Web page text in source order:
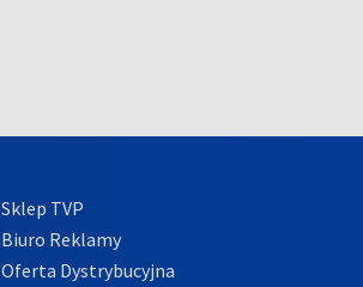
Sklep TVP
Biuro Reklamy
Oferta Dystrybucyjna